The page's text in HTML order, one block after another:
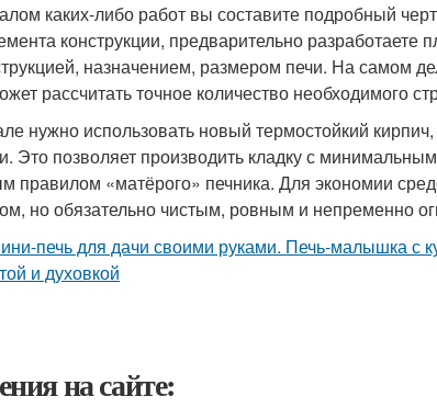
каких-либо работ вы составите подробный
конструкции, предварительно разработаете
назначением, размером печи. На самом
рассчитать точное количество необходимого
нужно использовать новый термостойкий
Это позволяет производить кладку с
правилом «матёрого» печника. Для экономии
но обязательно чистым, ровным и непременно
на сайте: